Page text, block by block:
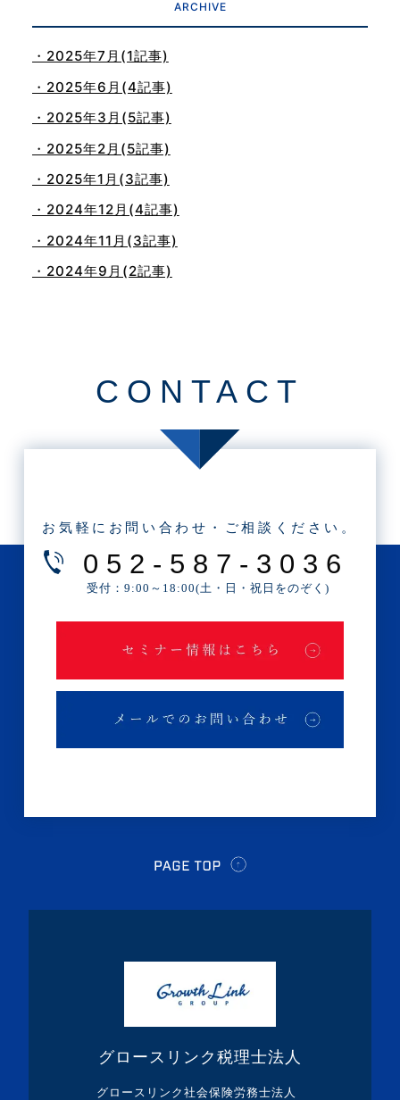
ARCHIVE
・2025年7月(1記事)
・2025年6月(4記事)
・2025年3月(5記事)
・2025年2月(5記事)
・2025年1月(3記事)
・2024年12月(4記事)
・2024年11月(3記事)
・2024年9月(2記事)
・2024年3月(1記事)
・2022年9月(3記事)
・2022年7月(1記事)
・2022年6月(1記事)
・2020年10月(1記事)
CONTACT
お気軽にお問い合わせ・ご相談ください。
052-587-3036
受付：9:00～18:00(土・日・祝日をのぞく)
グロースリンク税理士法人
グロースリンク社会保険労務士法人